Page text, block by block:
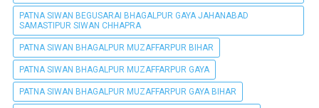
PATNA SIWAN BEGUSARAI BHAGALPUR GAYA JAHANABAD
SAMASTIPUR SIWAN CHHAPRA
PATNA SIWAN BHAGALPUR MUZAFFARPUR BIHAR
PATNA SIWAN BHAGALPUR MUZAFFARPUR GAYA
PATNA SIWAN BHAGALPUR MUZAFFARPUR GAYA BIHAR